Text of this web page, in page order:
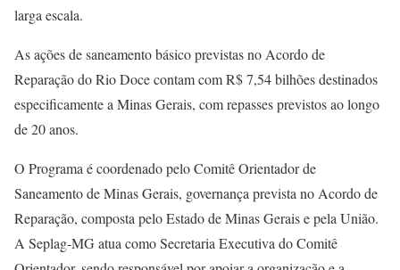
larga escala.
As ações de saneamento básico previstas no Acordo de
Reparação do Rio Doce contam com R$ 7,54 bilhões destinados
especificamente a Minas Gerais, com repasses previstos ao longo
de 20 anos.
O Programa é coordenado pelo Comitê Orientador de
Saneamento de Minas Gerais, governança prevista no Acordo de
Reparação, composta pelo Estado de Minas Gerais e pela União.
A Seplag-MG atua como Secretaria Executiva do Comitê